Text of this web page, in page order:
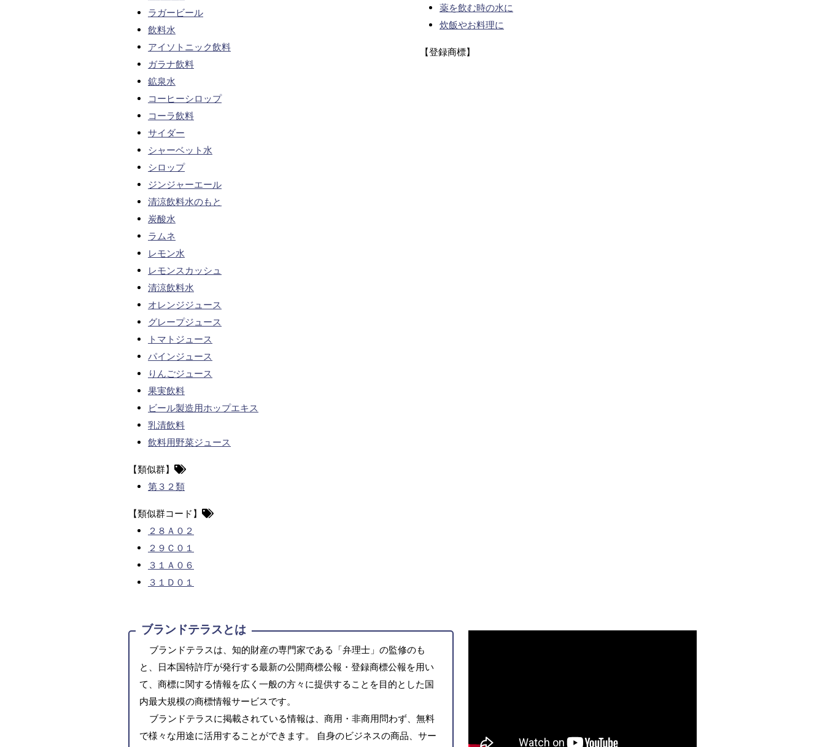
ラガービール
飲料水
アイソトニック飲料
ガラナ飲料
鉱泉水
コーヒーシロップ
コーラ飲料
サイダー
シャーベット水
シロップ
ジンジャーエール
清涼飲料水のもと
炭酸水
ラムネ
レモン水
レモンスカッシュ
清涼飲料水
オレンジジュース
グレープジュース
トマトジュース
パインジュース
りんごジュース
果実飲料
ビール製造用ホップエキス
乳清飲料
飲料用野菜ジュース
【類似群】
第３２類
【類似群コード】
２８Ａ０２
２９Ｃ０１
３１Ａ０６
３１Ｄ０１
薬を飲む時の水に
炊飯やお料理に
【登録商標】
ブランドテラスとは
ブランドテラスは、知的財産の専門家である「弁理士」の監修のも
と、日本国特許庁が発行する最新の公開商標公報・登録商標公報を用い
て、商標に関する情報を広く一般の方々に提供することを目的とした国
内最大規模の商標情報サービスです。
ブランドテラスに掲載されている情報は、商用・非商用問わず、無料
で様々な用途に活用することができます。 自身のビジネスの商品、サー